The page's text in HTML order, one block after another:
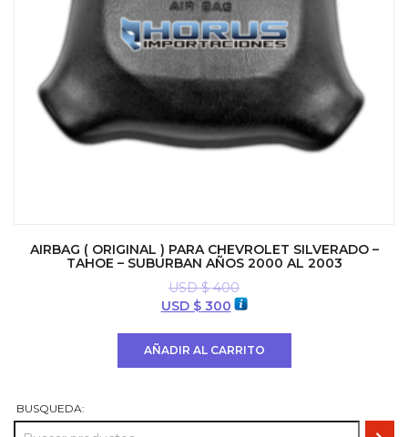
AIRBAG ( ORIGINAL ) PARA CHEVROLET SILVERADO –
TAHOE – SUBURBAN AÑOS 2000 AL 2003
USD $400
El
USD $300El
AÑADIR AL CARRITO
BUSQUEDA: